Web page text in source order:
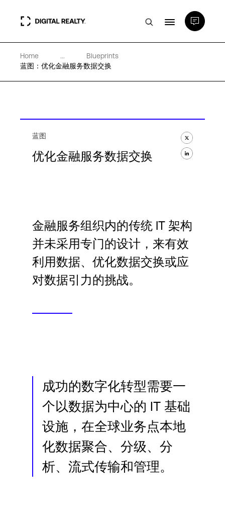
数据中心
专业知识和资源
Language
登录
Home ...
Blueprints
蓝图：优化金融服务数据交换
蓝图
优化金融服务数据交换
金融服务组织内的传统 IT 架构
并未采用专门的设计，来有效
利用数据、优化数据交换或应
对数据引力的挑战。
成功的数字化转型需要一
个以数据为中心的 IT 基础
设施，在全球业务点本地
化数据聚合、分级、分
析、流式传输和管理。